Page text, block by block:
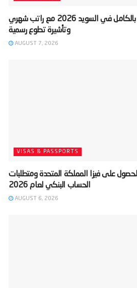
‫فرصة تطوع ممولة بالكامل في السويد 2026 مع راتب شهري
وتأشيرة تطوع رسمية‬
AUGUST 7, 2026
VISAS & PASSPORTS
على فيزا المملكة المتحدة ومتطلبات
AUGUST 6, 2026